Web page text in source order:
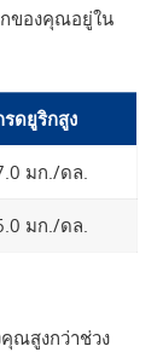
กของคุณอยู่ใน
รดยูริกสูง
มก./ดล.
มก./ดล.
ณสูงกว่าช่วง